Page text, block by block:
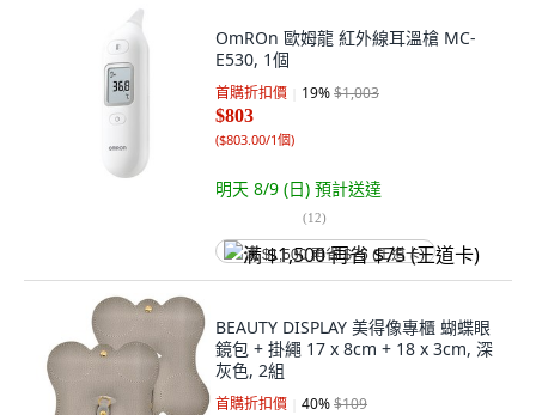
OmROn 歐姆龍 紅外線耳溫槍 MC-
E530, 1個
首購折扣價 19%$1,003
$803
($803.00/1個)
明天 8/9 (日) 預計送達
(12)
满 $1,500 再省 $75 (王道卡)
BEAUTY DISPLAY 美得像專櫃 蝴蝶眼
鏡包 + 掛繩 17 x 8cm + 18 x 3cm, 深
灰色, 2組
首購折扣價 40%$109